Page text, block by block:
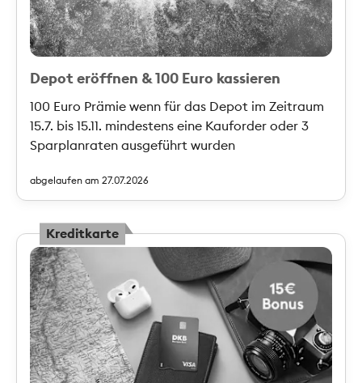
Depot eröffnen & 100 Euro kassieren
100 Euro Prämie wenn für das Depot im Zeitraum
15.7. bis 15.11. mindestens eine Kauforder oder 3
Sparplanraten ausgeführt wurden
abgelaufen am 27.07.2026
Kreditkarte